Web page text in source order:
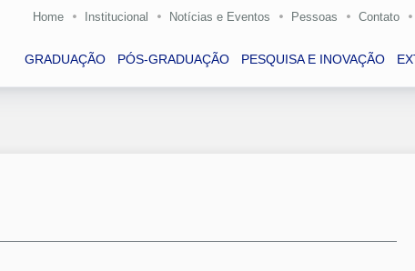
Home Institucional Notícias e Eventos Pessoas Contato
GRADUAÇÃO PÓS-GRADUAÇÃO PESQUISA E INOVAÇÃO